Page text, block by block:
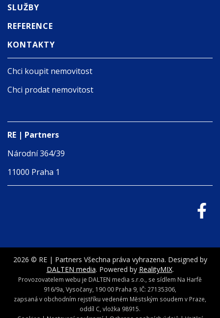
SLUŽBY
REFERENCE
KONTAKTY
Chci koupit nemovitost
Chci prodat nemovitost
RE | Partners
Národní 364/39
11000 Praha 1
2026 © RE | Partners Všechna práva vyhrazena. Designed by
DALTEN media. Powered by RealityMIX.
Provozovatelem webu je DALTEN media s.r.o., se sídlem Na Harfě
916/9a, Vysočany, 190 00 Praha 9, IČ: 27135306,
zapsaná v obchodním rejstříku vedeném Městským soudem v Praze,
oddíl C, vložka 98915.